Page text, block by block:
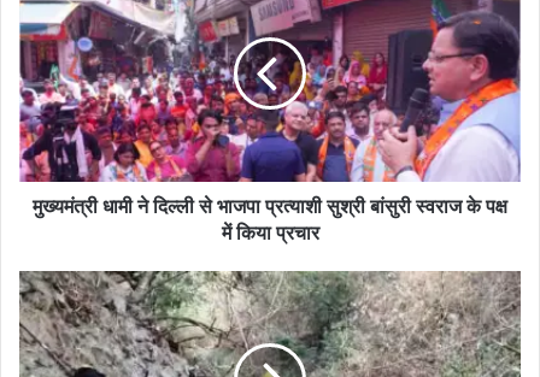
मुख्यमंत्री धामी ने दिल्ली से भाजपा प्रत्याशी सुश्री बांसुरी स्वराज के पक्ष
में किया प्रचार